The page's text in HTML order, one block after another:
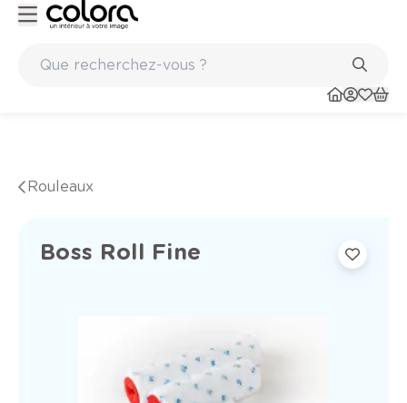
Rouleaux
Boss Roll Fine